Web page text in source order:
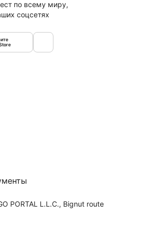
по всему миру,
соцсетях
PORTAL L.L.C., Bignut route